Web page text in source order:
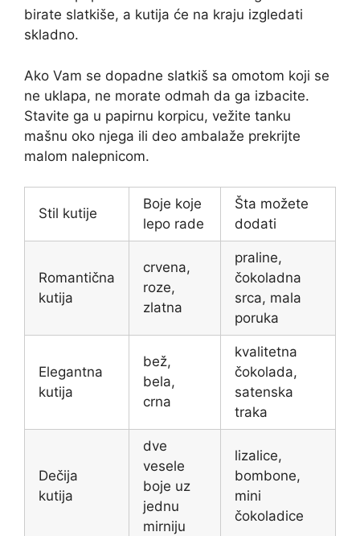
birate slatkiše, a kutija će na kraju izgledati
skladno.
Ako Vam se dopadne slatkiš sa omotom koji se
ne uklapa, ne morate odmah da ga izbacite.
Stavite ga u papirnu korpicu, vežite tanku
mašnu oko njega ili deo ambalaže prekrijte
malom nalepnicom.
Stil kutije
Boje koje
lepo rade
Šta možete
dodati
Romantična
kutija
crvena,
roze,
zlatna
praline,
čokoladna
srca, mala
poruka
Elegantna
kutija
bež,
bela,
crna
kvalitetna
čokolada,
satenska
traka
Dečija
kutija
dve
vesele
boje uz
jednu
mirniju
lizalice,
bombone,
mini
čokoladice